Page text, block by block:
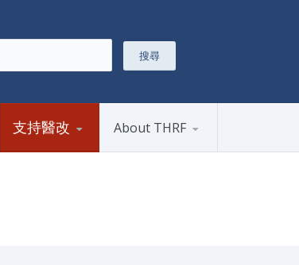
支持醫改 About THRF